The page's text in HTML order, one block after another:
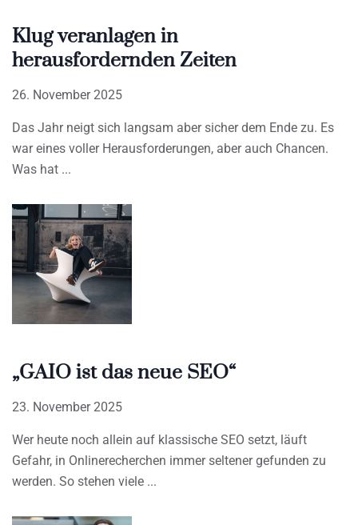
Klug veranlagen in
herausfordernden Zeiten
26. November 2025
Das Jahr neigt sich langsam aber sicher dem Ende zu. Es
war eines voller Herausforderungen, aber auch Chancen.
Was hat
„GAIO ist das neue SEO“
23. November 2025
Wer heute noch allein auf klassische SEO setzt, läuft
Gefahr, in Onlinerecherchen immer seltener gefunden zu
werden. So stehen viele